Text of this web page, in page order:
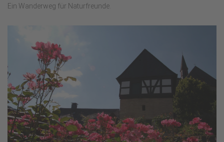
Ein Wanderweg für Naturfreunde.